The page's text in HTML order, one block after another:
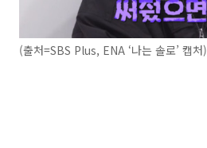
(출처=SBS Plus, ENA ‘나는 솔로’ 캡처)